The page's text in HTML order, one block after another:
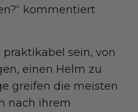
kommentiert
sein, von
einen Helm zu
greifen die meisten
nach ihrem